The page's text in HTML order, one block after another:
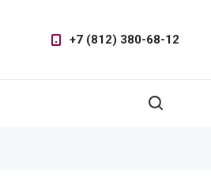
+7 (812) 380-68-12